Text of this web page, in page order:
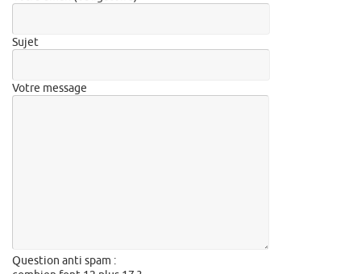
Sujet
Votre message
Question anti spam :